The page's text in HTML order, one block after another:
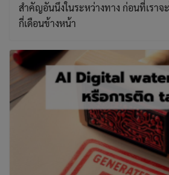
สำคัญอันนึงในระหว่างทาง ก่อนที่เราจ
กี่เดือนข้างหน้า